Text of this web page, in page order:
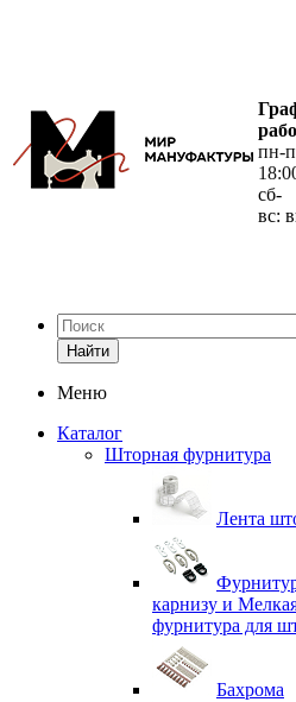
пн-
сб-
вс:
Найти
Меню
Каталог
Шторная фурнитура
Лента
карнизу и
фурнитура для
Бахрома